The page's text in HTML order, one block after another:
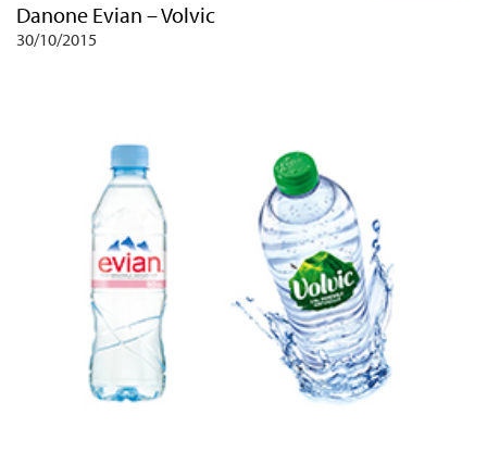
Danone Evian – Volvic
30/10/2015